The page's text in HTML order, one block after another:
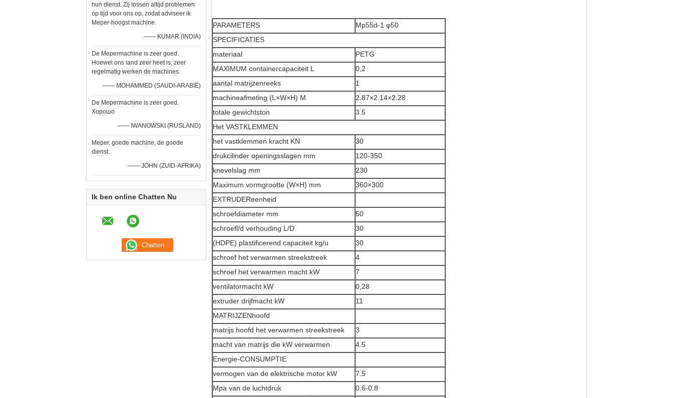
hun dienst. Zij lossen altijd problemen
op tijd voor ons op, zodat adviseer ik
Meper-hoogst machine.
—— KUMAR (INDIA)
De Mepermachine is zeer goed.
Hoewel ons land zeer heet is, zeer
regelmatig werken de machines.
—— MOHAMMED (SAUDI-ARABIË)
De Mepermachine is zeer goed.
Хорошо
—— IWANOWSKI (RUSLAND)
Meper, goede machine, de goede
dienst.
—— JOHN (ZUID-AFRIKA)
Ik ben online Chatten Nu
PARAMETERS
Mp55d-1 φ50
SPECIFICATIES
materiaal
PETG
MAXIMUM containercapaciteit L
0,2
aantal matrijzenreeks
1
machineafmeting (L×W×H) M
2.87×2.14×2.28
totale gewichtston
3.5
Het VASTKLEMMEN
het vastklemmen kracht KN
30
drukcilinder openingsslagen mm
120-350
knevelslag mm
230
Maximum vormgrootte (W×H) mm
360×300
EXTRUDEReenheid
schroefdiameter mm
50
schroefl/d verhouding L/D
30
(HDPE) plastificerend capaciteit kg/u
30
schroef het verwarmen streekstreek
4
schroef het verwarmen macht kW
7
ventilatormacht kW
0,28
extruder drijfmacht kW
11
MATRIJZENhoofd
matrijs hoofd het verwarmen streekstreek
3
macht van matrijs die kW verwarmen
4.5
Energie-CONSUMPTIE
vermogen van de elektrische motor kW
7.5
Mpa van de luchtdruk
0.6-0.8